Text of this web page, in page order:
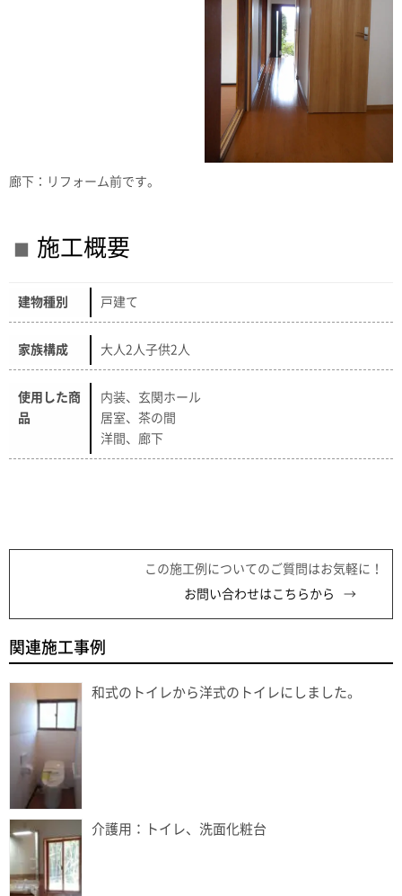
廊下：リフォーム前です。
施工概要
建物種別 戸建て
家族構成 大人2人子供2人
使用した商
品
内装、玄関ホール
居室、茶の間
洋間、廊下
この施工例についてのご質問はお気軽に！
お問い合わせはこちらから
関連施工事例
和式のトイレから洋式のトイレにしました。
介護用：トイレ、洗面化粧台